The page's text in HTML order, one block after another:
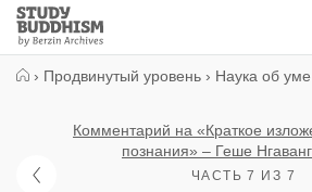
Close
Study
Buddhism
› Продвинутый уровень › Наука об уме
Комментарий на «Краткое
познания» – Геше
ЧАСТЬ 7 ИЗ 7